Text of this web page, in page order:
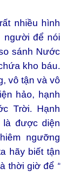
nhiều hình
người để nói
sánh Nước
kho báu.
vô tận và vô
hảo, hạnh
Trời. Hạnh
là được diện
ngưỡng
hãy biết tận
thời giờ để “